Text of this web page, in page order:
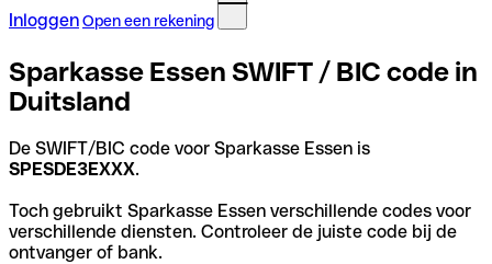
InloggenOpen een rekening
Sparkasse Essen SWIFT / BIC code in
Duitsland
De SWIFT/BIC code voor Sparkasse Essen is
SPESDE3EXXX.
Toch gebruikt Sparkasse Essen verschillende codes voor
verschillende diensten. Controleer de juiste code bij de
ontvanger of bank.